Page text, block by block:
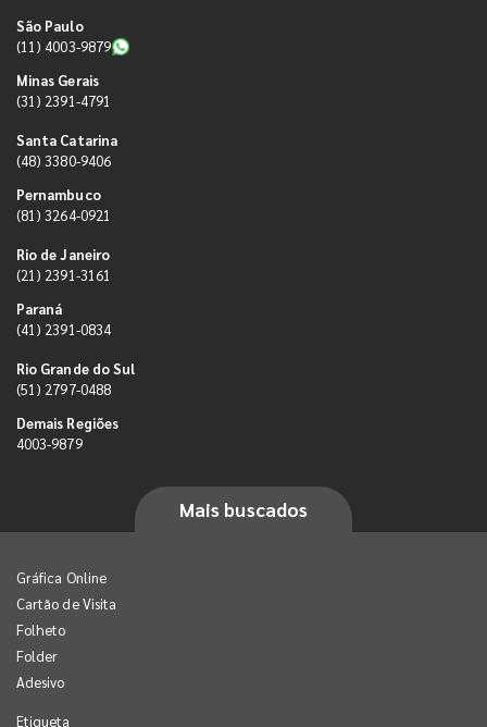
São Paulo
(11) 4003-9879
Minas Gerais
(31) 2391-4791
Santa Catarina
(48) 3380-9406
Pernambuco
(81) 3264-0921
Rio de Janeiro
(21) 2391-3161
Paraná
(41) 2391-0834
Rio Grande do Sul
(51) 2797-0488
Demais Regiões
4003-9879
Mais buscados
Gráfica Online
Cartão de Visita
Folheto
Folder
Adesivo
Etiqueta